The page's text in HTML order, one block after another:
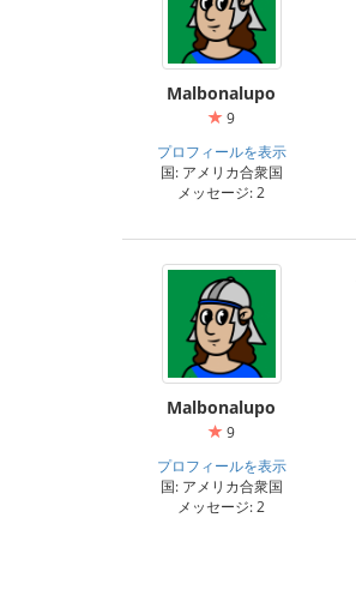
Malbonalupo
9
プロフィールを表示
国: アメリカ合衆国
メッセージ: 2
Malbonalupo
9
プロフィールを表示
国: アメリカ合衆国
メッセージ: 2